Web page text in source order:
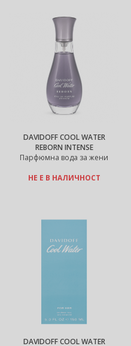
DAVIDOFF COOL WATER
REBORN INTENSE
Парфюмна вода за жени
НЕ Е В НАЛИЧНОСТ
DAVIDOFF COOL WATER